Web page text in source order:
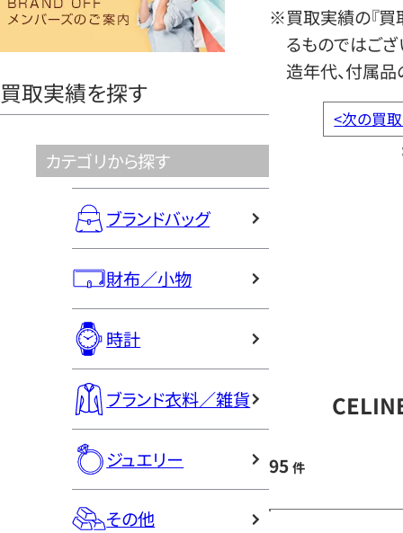
ヤ
買取実績を探す
カテゴリから探す
ブランドバッグ
財布／小物
時計
ブランド衣料／雑貨
ジュエリー
その他
※買取実績の『買
るものではござ
造年代、付属品
<次の買
95 件